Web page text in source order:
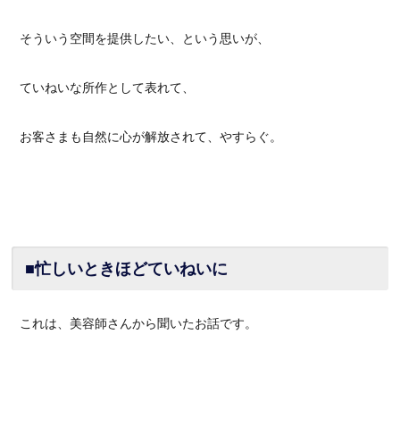
そういう空間を提供したい、という思いが、
ていねいな所作として表れて、
お客さまも自然に心が解放されて、やすらぐ。
■忙しいときほどていねいに
これは、美容師さんから聞いたお話です。